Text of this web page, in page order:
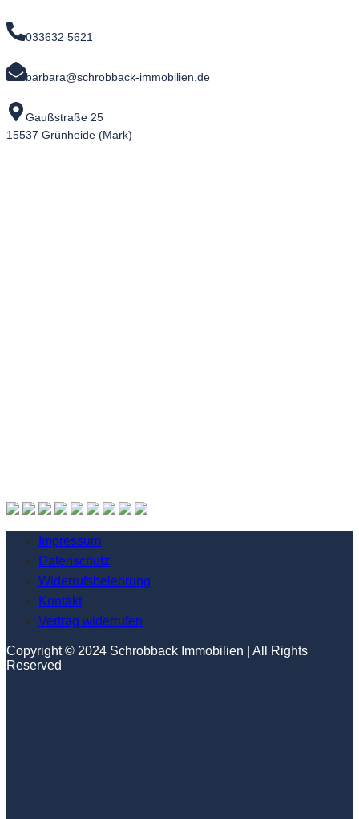
033632 5621
barbara@schrobback-immobilien.de
Gaußstraße 25
15537 Grünheide (Mark)
Impressum
Datenschutz
Widerrufsbelehrung
Kontakt
Vertrag widerrufen
Copyright © 2024 Schrobback Immobilien | All Rights
Reserved